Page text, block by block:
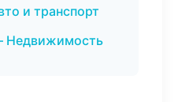
и транспорт
Недвижимость